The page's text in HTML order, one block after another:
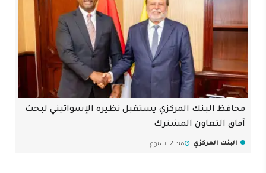
محافظ البنك المركزي يستقبل نظيره الإسواتيني لبحث
آفاق التعاون المشترك
البنك المركزي منذ 2 اسبوع